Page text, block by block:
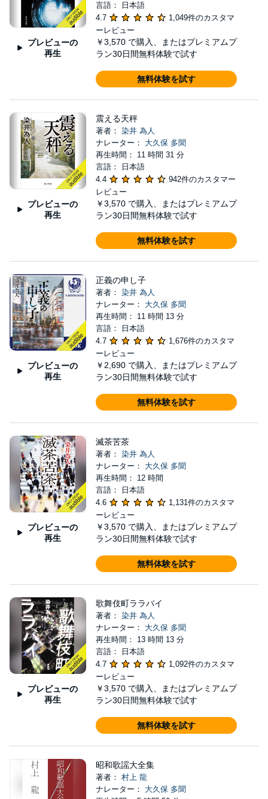
プレビューの
再生
言語： 日本語
4.7
1,049件のカスタマ
ーレビュー
￥3,570 で購入、またはプレミアムプ
ラン30日間無料体験で試す
無料体験を試す
プレビューの
再生
震える天秤
著者： 染井 為人
ナレーター： 大久保 多聞
再生時間： 11 時間 31 分
言語： 日本語
4.4
942件のカスタマー
レビュー
￥3,570 で購入、またはプレミアムプ
ラン30日間無料体験で試す
無料体験を試す
プレビューの
再生
正義の申し子
著者： 染井 為人
ナレーター： 大久保 多聞
再生時間： 11 時間 13 分
言語： 日本語
4.7
1,676件のカスタマ
ーレビュー
￥2,690 で購入、またはプレミアムプ
ラン30日間無料体験で試す
無料体験を試す
プレビューの
再生
滅茶苦茶
著者： 染井 為人
ナレーター： 大久保 多聞
再生時間： 12 時間
言語： 日本語
4.6
1,131件のカスタマ
ーレビュー
￥3,570 で購入、またはプレミアムプ
ラン30日間無料体験で試す
無料体験を試す
プレビューの
再生
歌舞伎町ララバイ
著者： 染井 為人
ナレーター： 大久保 多聞
再生時間： 13 時間 13 分
言語： 日本語
4.7
1,092件のカスタマ
ーレビュー
￥3,570 で購入、またはプレミアムプ
ラン30日間無料体験で試す
無料体験を試す
昭和歌謡大全集
著者： 村上 龍
ナレーター： 大久保 多聞